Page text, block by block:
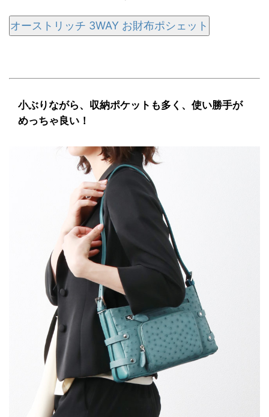
オーストリッチ 3WAY お財布ポシェット
小ぶりながら、収納ポケットも多く、使い勝手が
めっちゃ良い！